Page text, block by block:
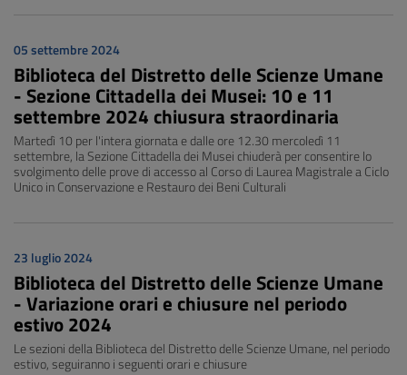
05 settembre 2024
Biblioteca del Distretto delle Scienze Umane
- Sezione Cittadella dei Musei: 10 e 11
settembre 2024 chiusura straordinaria
Martedì 10 per l'intera giornata e dalle ore 12.30 mercoledì 11
settembre, la Sezione Cittadella dei Musei chiuderà per consentire lo
svolgimento delle prove di accesso al Corso di Laurea Magistrale a Ciclo
Unico in Conservazione e Restauro dei Beni Culturali
23 luglio 2024
Biblioteca del Distretto delle Scienze Umane
- Variazione orari e chiusure nel periodo
estivo 2024
Le sezioni della Biblioteca del Distretto delle Scienze Umane, nel periodo
estivo, seguiranno i seguenti orari e chiusure